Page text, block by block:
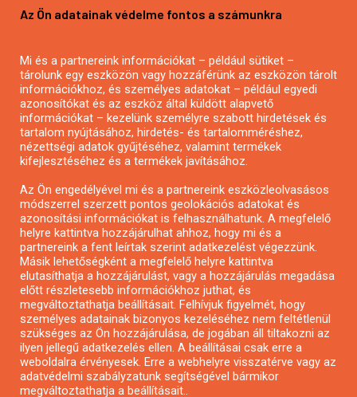
Mezőgazdasági pályázatírás
Pályázatírás civil szervezeteknek
Pályázatírás önkormányzatoknak
Pályázatfigyelés
Specifikus pályázatfigyelés vagy hírlevél
Pályázatok magánszemélyeknek
Pályázatok civil szervezeteknek
Pályázatok vállalkozásoknak
Önkormányzati pályázatok
Mezőgazdasági pályázatok
Falusi turizmus pályázatok
Napelem pályázatok
GINOP pályázatok
Az Ön adatainak védelme fontos a számunkra
Mi és a partnereink információkat – például sütiket –
tárolunk egy eszközön vagy hozzáférünk az eszközön tárolt
információkhoz, és személyes adatokat – például egyedi
azonosítókat és az eszköz által küldött alapvető
információkat – kezelünk személyre szabott hirdetések és
tartalom nyújtásához, hirdetés- és tartalomméréshez,
nézettségi adatok gyűjtéséhez, valamint termékek
kifejlesztéséhez és a termékek javításához.
Az Ön engedélyével mi és a partnereink eszközleolvasásos
módszerrel szerzett pontos geolokációs adatokat és
azonosítási információkat is felhasználhatunk. A megfelelő
helyre kattintva hozzájárulhat ahhoz, hogy mi és a
partnereink a fent leírtak szerint adatkezelést végezzünk.
Másik lehetőségként a megfelelő helyre kattintva
elutasíthatja a hozzájárulást, vagy a hozzájárulás megadása
előtt részletesebb információkhoz juthat, és
megváltoztathatja beállításait. Felhívjuk figyelmét, hogy
személyes adatainak bizonyos kezeléséhez nem feltétlenül
szükséges az Ön hozzájárulása, de jogában áll tiltakozni az
ilyen jellegű adatkezelés ellen. A beállításai csak erre a
weboldalra érvényesek. Erre a webhelyre visszatérve vagy az
adatvédelmi szabályzatunk segítségével bármikor
megváltoztathatja a beállításait..